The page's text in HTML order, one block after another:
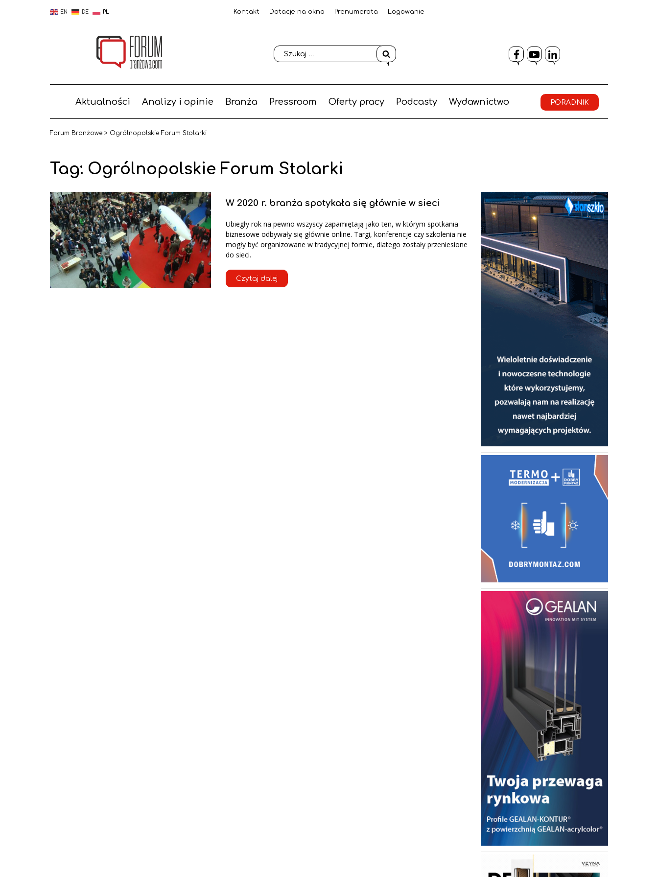
EN DE PL Kontakt Dotacje na okna Prenumerata Logowanie
Facebook
YouTube
LinkedIn
Aktualności Analizy i opinie Branża Pressroom Oferty pracy Podcasty Wydawnictwo PORADNIK
Forum Branżowe > Ogrólnopolskie Forum Stolarki
Tag: Ogrólnopolskie Forum Stolarki
W 2020 r. branża spotykała się głównie w sieci
Ubiegły rok na pewno wszyscy zapamiętają jako ten, w którym spotkania
biznesowe odbywały się głównie online. Targi, konferencje czy szkolenia nie
mogły być organizowane w tradycyjnej formie, dlatego zostały przeniesione
do sieci.
Czytaj dalej